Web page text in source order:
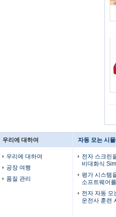
우리에 대하여
우리에 대하여
공장 여행
품질 관리
자동 모는 시
전자 스크린
비대화식 Sim
평가 시스템
소프트웨어
전자 자동 모
운전사 훈련